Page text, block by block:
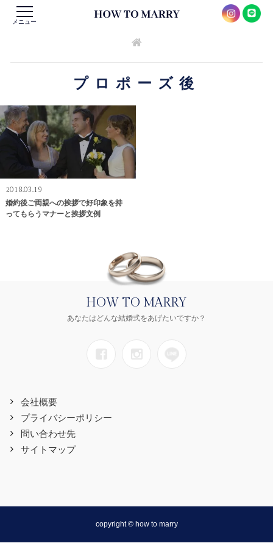
メニュー
プロポーズ後
2018.03.19
婚約後ご両親への挨拶で好印象を持
ってもらうマナーと挨拶文例
HOW TO MARRY
あなたはどんな結婚式をあげたいですか？
会社概要
プライバシーポリシー
問い合わせ先
サイトマップ
copyright © how to marry